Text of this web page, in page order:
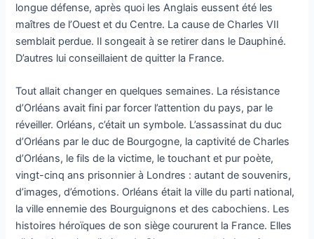
longue défense, après quoi les Anglais eussent été les
maîtres de l’Ouest et du Centre. La cause de Charles VII
semblait perdue. Il songeait à se retirer dans le Dauphiné.
D’autres lui conseillaient de quitter la France.
Tout allait changer en quelques semaines. La résistance
d’Orléans avait fini par forcer l’attention du pays, par le
réveiller. Orléans, c’était un symbole. L’assassinat du duc
d’Orléans par le duc de Bourgogne, la captivité de Charles
d’Orléans, le fils de la victime, le touchant et pur poète,
vingt-cinq ans prisonnier à Londres : autant de souvenirs,
d’images, d’émotions. Orléans était la ville du parti national,
la ville ennemie des Bourguignons et des cabochiens. Les
histoires héroïques de son siège coururent la France. Elles